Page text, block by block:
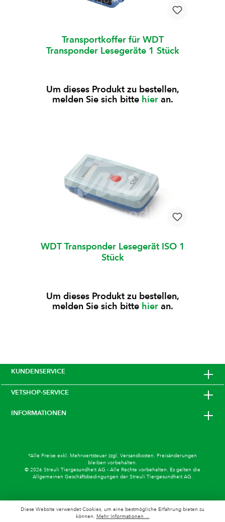
Transportkoffer für WDT
Transponder Lesegeräte 1 Stück
Um dieses Produkt zu bestellen,
melden Sie sich bitte hieran.
WDT Transponder Lesegerät ISO 1
Stück
Um dieses Produkt zu bestellen,
melden Sie sich bitte hieran.
KUNDENSERVICE
VETSHOP-SERVICE
INFORMATIONEN
*Alle Preise exkl. Mehrwertsteuer zzgl. Versandkosten. Preisänderungen
bleiben vorbehalten.
© 2026 Streuli Tiergesundheit AG - Alle Rechte vorbehalten. Es gelten die
Allgemeinen Geschäftsbedingungen der Streuli Tiergesundheit AG.
Diese Website verwendet Cookies, um eine bestmögliche Erfahrung bieten zu
können. Mehr Informationen ...